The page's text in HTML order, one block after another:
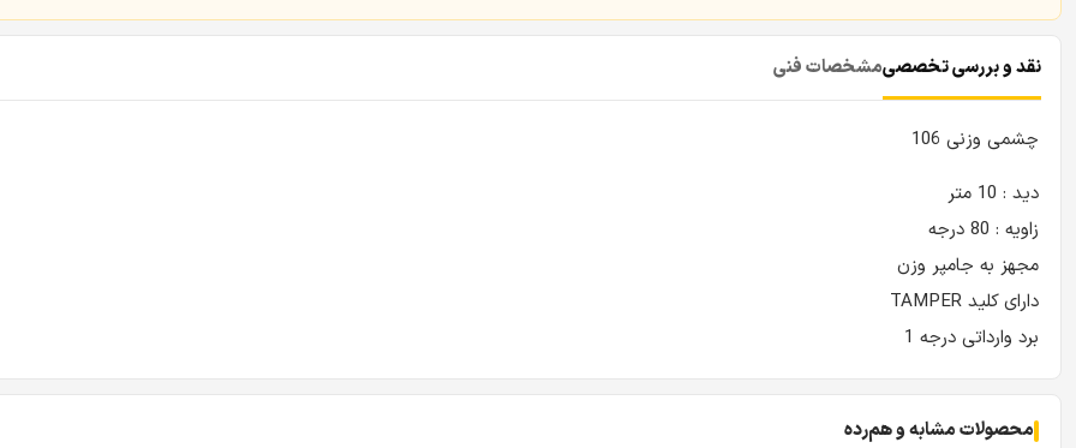
نقد و بررسی تخصصیمشخصات فنی
چشمی وزنی 106
دید : 10 متر
زاویه : 80 درجه
مجهز به جامپر وزن
دارای کلید TAMPER
برد وارداتی درجه 1
محصولات مشابه و هم‌رده